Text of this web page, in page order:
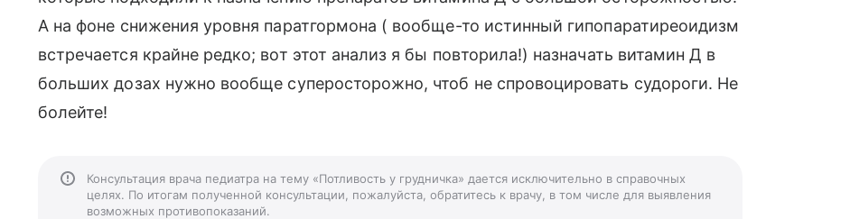
А на фоне снижения уровня паратгормона ( вообще-то истинный гипопаратиреоидизм
встречается крайне редко; вот этот анализ я бы повторила!) назначать витамин Д в
больших дозах нужно вообще суперосторожно, чтоб не спровоцировать судороги. Не
болейте!
Консультация врача педиатра на тему «Потливость у грудничка» дается исключительно в справочных
целях. По итогам полученной консультации, пожалуйста, обратитесь к врачу, в том числе для выявления
возможных противопоказаний.